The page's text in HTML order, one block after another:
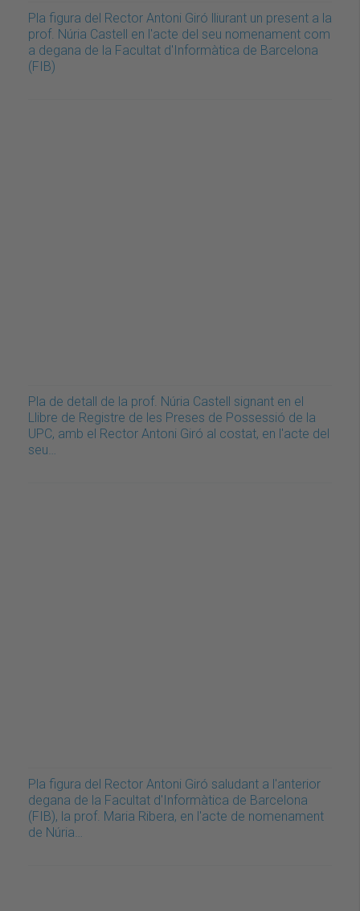
Pla figura del Rector Antoni Giró lliurant un present a la
prof. Núria Castell en l'acte del seu nomenament com
a degana de la Facultat d'Informàtica de Barcelona
(FIB)
Pla de detall de la prof. Núria Castell signant en el
Llibre de Registre de les Preses de Possessió de la
UPC, amb el Rector Antoni Giró al costat, en l'acte del
seu…
Pla figura del Rector Antoni Giró saludant a l'anterior
degana de la Facultat d'Informàtica de Barcelona
(FIB), la prof. Maria Ribera, en l'acte de nomenament
de Núria…